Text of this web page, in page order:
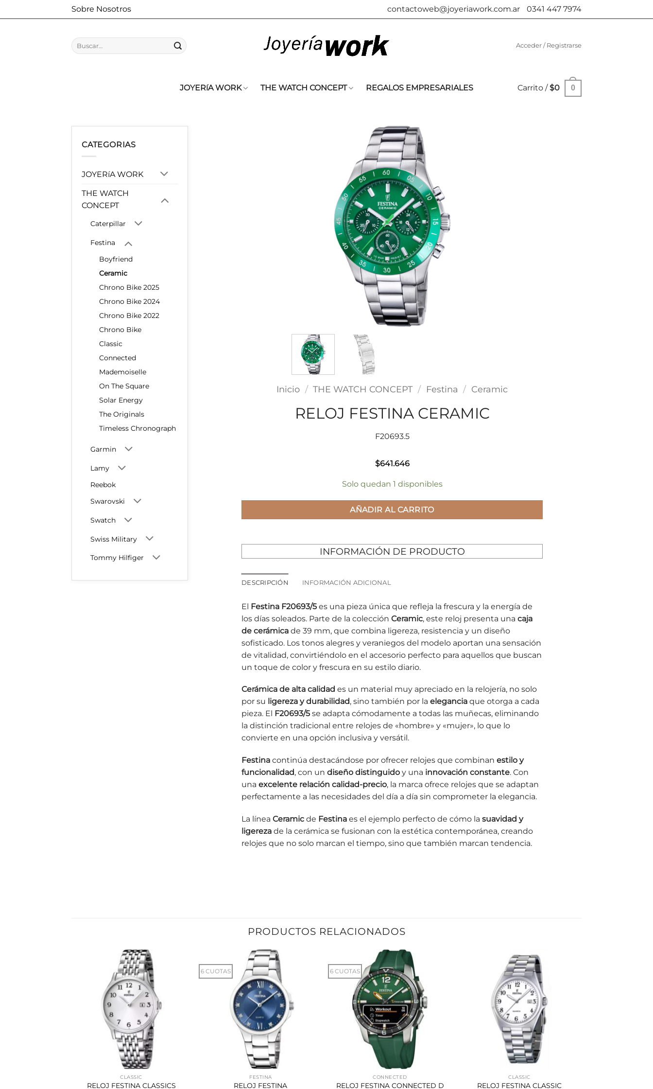
al
Sobre Nosotros contactoweb@joyeriawork.com.ar 0341 447 7974
Buscar
por:
Acceder / Registrarse
JOYERíA WORK THE WATCH CONCEPT REGALOS EMPRESARIALES Carrito /$0 0
CATEGORIAS
JOYERíA WORK
THE WATCH
CONCEPT
Caterpillar
Festina
Boyfriend
Ceramic
Chrono Bike 2025
Chrono Bike 2024
Chrono Bike 2022
Chrono Bike
Classic
Connected
Mademoiselle
On The Square
Solar Energy
The Originals
Timeless Chronograph
Garmin
Lamy
Reebok
Swarovski
Swatch
Swiss Military
Tommy Hilfiger
Inicio / THE WATCH CONCEPT / Festina / Ceramic
RELOJ FESTINA CERAMIC
F20693.5
$641.646
Solo quedan 1 disponibles
AÑADIR AL CARRITO
INFORMACIÓN DE PRODUCTO
DESCRIPCIÓN INFORMACIÓN ADICIONAL
El Festina F20693/5 es una pieza única que refleja la frescura y la energía de
los días soleados. Parte de la colección Ceramic, este reloj presenta una caja
de cerámica de 39 mm, que combina ligereza, resistencia y un diseño
sofisticado. Los tonos alegres y veraniegos del modelo aportan una sensación
de vitalidad, convirtiéndolo en el accesorio perfecto para aquellos que buscan
un toque de color y frescura en su estilo diario.
Cerámica de alta calidad es un material muy apreciado en la relojería, no solo
por su ligereza y durabilidad, sino también por la elegancia que otorga a cada
pieza. El F20693/5 se adapta cómodamente a todas las muñecas, eliminando
la distinción tradicional entre relojes de «hombre» y «mujer», lo que lo
convierte en una opción inclusiva y versátil.
Festina continúa destacándose por ofrecer relojes que combinan estilo y
funcionalidad, con un diseño distinguido y una innovación constante. Con
una excelente relación calidad-precio, la marca ofrece relojes que se adaptan
perfectamente a las necesidades del día a día sin comprometer la elegancia.
La línea Ceramic de Festina es el ejemplo perfecto de cómo la suavidad y
ligereza de la cerámica se fusionan con la estética contemporánea, creando
relojes que no solo marcan el tiempo, sino que también marcan tendencia.
PRODUCTOS RELACIONADOS
CLASSIC
RELOJ FESTINA CLASSICS
6 CUOTAS
FESTINA
RELOJ FESTINA
6 CUOTAS
CONNECTED
RELOJ FESTINA CONNECTED D
CLASSIC
RELOJ FESTINA CLASSIC